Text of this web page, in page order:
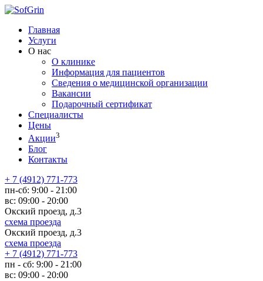
Главная
Услуги
О нас
О клинике
Информация для пациентов
Сведения о медицинской организации
Вакансии
Подарочный сертификат
Специалисты
Цены
Акции3
Блог
Контакты
+ 7 (4912) 771-773
пн-сб: 9:00 - 21:00
вс: 09:00 - 20:00
Окский проезд, д.3
схема проезда
Окский проезд, д.3
схема проезда
+ 7 (4912) 771-773
пн - сб: 9:00 - 21:00
вс: 09:00 - 20:00